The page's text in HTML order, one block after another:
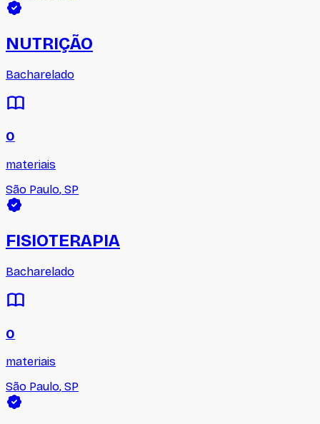
NUTRIÇÃO
Bacharelado
0
materiais
São Paulo, SP
FISIOTERAPIA
Bacharelado
0
materiais
São Paulo, SP